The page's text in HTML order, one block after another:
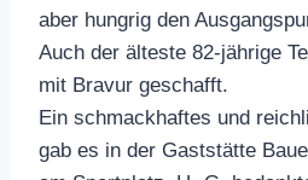
aber hungrig den
Auch der älteste 82-jährige
mit Bravur geschafft.
Ein schmackhaftes und
gab es in der Gaststätte